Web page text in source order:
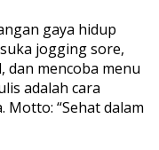
gaya hidup
jogging sore,
dan mencoba menu
adalah cara
“Sehat dalam